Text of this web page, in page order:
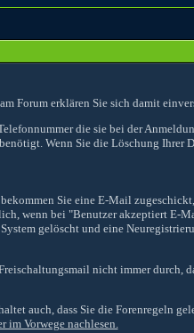
Forum erklären Sie sich damit
die sie bei der
Wenn Sie die Löschung
Sie eine E-Mail
wenn bei "Benutzer akzeptiert E-
gelöscht und eine
nicht immer durch,
auch, dass Sie die Forenregeln
im Vorwege nachlesen.